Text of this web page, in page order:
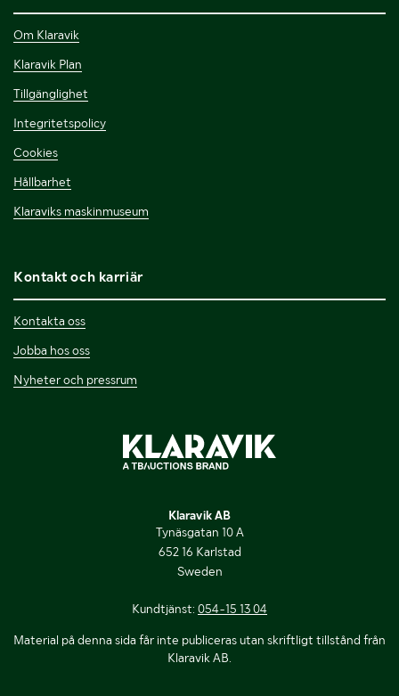
Om Klaravik
Klaravik Plan
Tillgänglighet
Integritetspolicy
Cookies
Hållbarhet
Klaraviks maskinmuseum
Kontakt och karriär
Kontakta oss
Jobba hos oss
Nyheter och pressrum
Klaravik AB
Tynäsgatan 10 A
652 16 Karlstad
Sweden
Kundtjänst: 054-15 13 04
Material på denna sida får inte publiceras utan skriftligt tillstånd från
Klaravik AB.